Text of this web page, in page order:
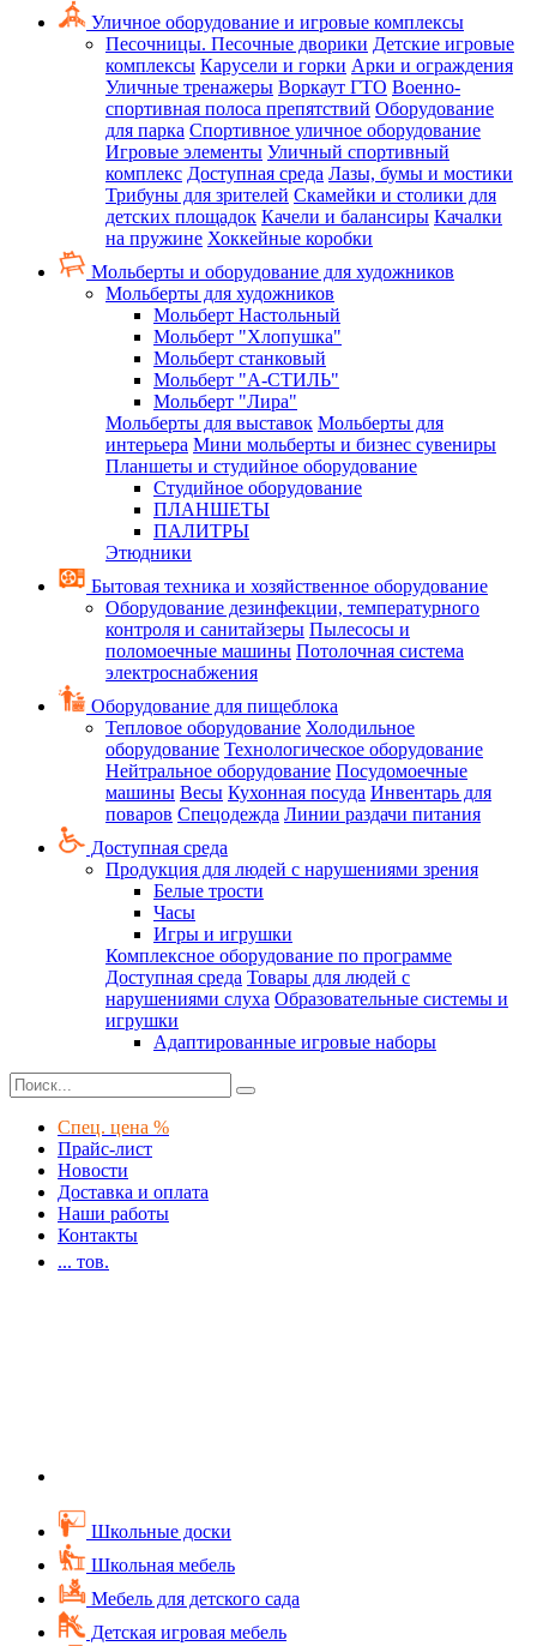
Уличное оборудование и игровые комплексы
Песочницы. Песочные дворики Детские игровые
комплексы Карусели и горки Арки и ограждения
Уличные тренажеры Воркаут ГТО Военно-
спортивная полоса препятствий Оборудование
для парка Спортивное уличное оборудование
Игровые элементы Уличный спортивный
комплекс Доступная среда Лазы, бумы и мостики
Трибуны для зрителей Скамейки и столики для
детских площадок Качели и балансиры Качалки
на пружине Хоккейные коробки
Мольберты и оборудование для художников
Мольберты для художников
Мольберт Настольный
Мольберт "Хлопушка"
Мольберт станковый
Мольберт "А-СТИЛЬ"
Мольберт "Лира"
Мольберты для выставок Мольберты для
интерьера Мини мольберты и бизнес сувениры
Планшеты и студийное оборудование
Студийное оборудование
ПЛАНШЕТЫ
ПАЛИТРЫ
Этюдники
Бытовая техника и хозяйственное оборудование
Оборудование дезинфекции, температурного
контроля и санитайзеры Пылесосы и
поломоечные машины Потолочная система
электроснабжения
Оборудование для пищеблока
Тепловое оборудование Холодильное
оборудование Технологическое оборудование
Нейтральное оборудование Посудомоечные
машины Весы Кухонная посуда Инвентарь для
поваров Спецодежда Линии раздачи питания
Доступная среда
Продукция для людей с нарушениями зрения
Белые трости
Часы
Игры и игрушки
Комплексное оборудование по программе
Доступная среда Товары для людей с
нарушениями слуха Образовательные системы и
игрушки
Адаптированные игровые наборы
Спец. цена %
Прайс-лист
Новости
Доставка и оплата
Наши работы
Контакты
... тов.
Школьные доски
Школьная мебель
Мебель для детского сада
Детская игровая мебель